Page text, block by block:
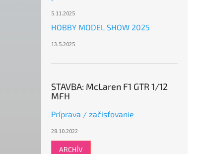
5.11.2025
HOBBY MODEL SHOW 2025
13.5.2025
STAVBA: McLaren F1 GTR 1/12
MFH
Príprava / začisťovanie
28.10.2022
ARCHÍV